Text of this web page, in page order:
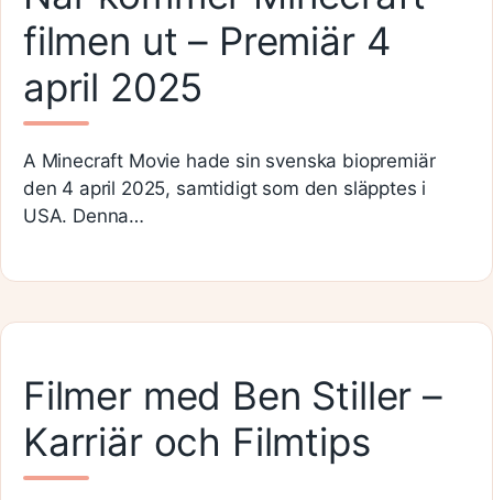
filmen ut – Premiär 4
april 2025
A Minecraft Movie hade sin svenska biopremiär
den 4 april 2025, samtidigt som den släpptes i
USA. Denna…
Filmer med Ben Stiller –
Karriär och Filmtips